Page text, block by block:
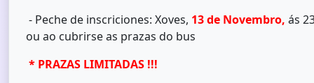
- Peche de inscriciones: Xoves, 13 de Novembro, ás
ou ao cubrirse as prazas do bus
* PRAZAS LIMITADAS !!!